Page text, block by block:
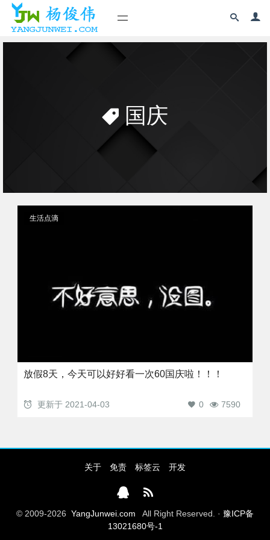
国庆
生活点滴
放假8天，今天可以好好看一次60国庆啦！！！
更新于 2021-04-03 7590
0
关于 免责 标签云 开发
© 2009-2026 YangJunwei.com All Right Reserved. · 豫ICP备
13021680号-1